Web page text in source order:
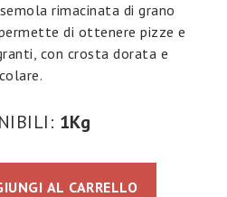
rimacinata di grano
di ottenere pizze e
con crosta dorata e
1Kg
quantity
AL CARRELLO